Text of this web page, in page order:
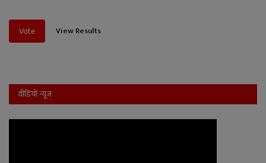
Vote View Results
वीडियो न्यूज